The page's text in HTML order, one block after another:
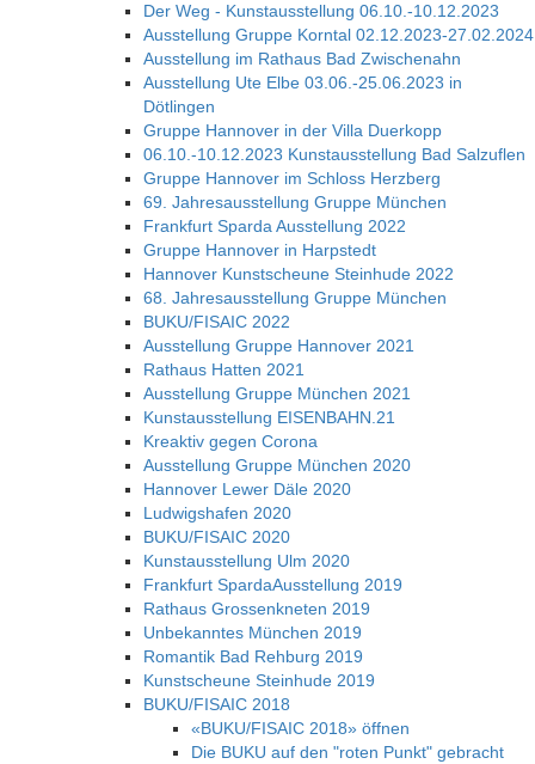
Der Weg - Kunstausstellung 06.10.-10.12.2023
Ausstellung Gruppe Korntal 02.12.2023-27.02.2024
Ausstellung im Rathaus Bad Zwischenahn
Ausstellung Ute Elbe 03.06.-25.06.2023 in
Dötlingen
Gruppe Hannover in der Villa Duerkopp
06.10.-10.12.2023 Kunstausstellung Bad Salzuflen
Gruppe Hannover im Schloss Herzberg
69. Jahresausstellung Gruppe München
Frankfurt Sparda Ausstellung 2022
Gruppe Hannover in Harpstedt
Hannover Kunstscheune Steinhude 2022
68. Jahresausstellung Gruppe München
BUKU/FISAIC 2022
Ausstellung Gruppe Hannover 2021
Rathaus Hatten 2021
Ausstellung Gruppe München 2021
Kunstausstellung EISENBAHN.21
Kreaktiv gegen Corona
Ausstellung Gruppe München 2020
Hannover Lewer Däle 2020
Ludwigshafen 2020
BUKU/FISAIC 2020
Kunstausstellung Ulm 2020
Frankfurt SpardaAusstellung 2019
Rathaus Grossenkneten 2019
Unbekanntes München 2019
Romantik Bad Rehburg 2019
Kunstscheune Steinhude 2019
BUKU/FISAIC 2018
«BUKU/FISAIC 2018» öffnen
Die BUKU auf den "roten Punkt" gebracht